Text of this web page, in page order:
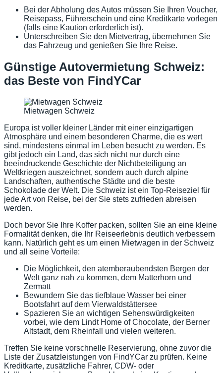
Bei der Abholung des Autos müssen Sie Ihren Voucher,
Reisepass, Führerschein und eine Kreditkarte vorlegen
(falls eine Kaution erforderlich ist).
Unterschreiben Sie den Mietvertrag, übernehmen Sie
das Fahrzeug und genießen Sie Ihre Reise.
Günstige Autovermietung Schweiz:
das Beste von FindYCar
Mietwagen Schweiz
Europa ist voller kleiner Länder mit einer einzigartigen
Atmosphäre und einem besonderen Charme, die es wert
sind, mindestens einmal im Leben besucht zu werden. Es
gibt jedoch ein Land, das sich nicht nur durch eine
beeindruckende Geschichte der Nichtbeteiligung an
Weltkriegen auszeichnet, sondern auch durch alpine
Landschaften, authentische Städte und die beste
Schokolade der Welt. Die Schweiz ist ein Top-Reiseziel für
jede Art von Reise, bei der Sie stets zufrieden abreisen
werden.
Doch bevor Sie Ihre Koffer packen, sollten Sie an eine kleine
Formalität denken, die Ihr Reiseerlebnis deutlich verbessern
kann. Natürlich geht es um einen Mietwagen in der Schweiz
und all seine Vorteile:
Die Möglichkeit, den atemberaubendsten Bergen der
Welt ganz nah zu kommen, dem Matterhorn und
Zermatt
Bewundern Sie das tiefblaue Wasser bei einer
Bootsfahrt auf dem Vierwaldstättersee
Spazieren Sie an wichtigen Sehenswürdigkeiten
vorbei, wie dem Lindt Home of Chocolate, der Berner
Altstadt, dem Rheinfall und vielen weiteren.
Treffen Sie keine vorschnelle Reservierung, ohne zuvor die
Liste der Zusatzleistungen von FindYCar zu prüfen. Keine
Kreditkarte, zusätzliche Fahrer, CDW- oder